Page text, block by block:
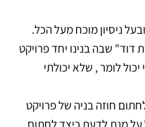
ניסיון מוכח מעל הכל.
שבה בנינו יחד פרויקט
אני יכול לומר , שלא יכולתי
חוזה בניה של פרויקט